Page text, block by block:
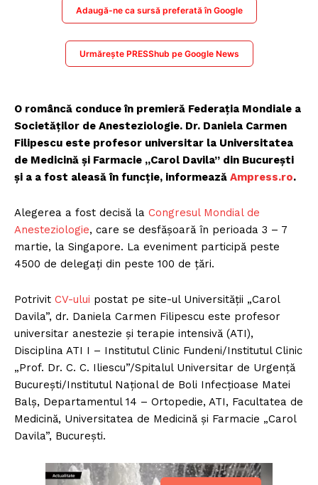
Adaugă-ne ca sursă preferată în Google
Urmărește PRESShub pe Google News
O româncă conduce în premieră Federația Mondiale a
Societăților de Anesteziologie. Dr. Daniela Carmen
Filipescu este profesor universitar la Universitatea
de Medicină și Farmacie „Carol Davila” din București
și a a fost aleasă în funcție, informează Ampress.ro.
Alegerea a fost decisă la Congresul Mondial de
Anesteziologie, care se desfășoară în perioada 3 – 7
martie, la Singapore. La eveniment participă peste
4500 de delegați din peste 100 de țări.
Potrivit CV-ului postat pe site-ul Universității „Carol
Davila”, dr. Daniela Carmen Filipescu este profesor
universitar anestezie și terapie intensivă (ATI),
Disciplina ATI I – Institutul Clinic Fundeni/Institutul Clinic
„Prof. Dr. C. C. Iliescu”/Spitalul Universitar de Urgență
București/Institutul Național de Boli Infecțioase Matei
Balș, Departamentul 14 – Ortopedie, ATI, Facultatea de
Medicină, Universitatea de Medicină și Farmacie „Carol
Davila”, București.